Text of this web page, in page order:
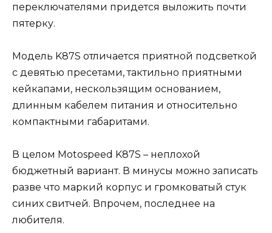
переключателями придется выложить почти
пятерку.
Модель K87S отличается приятной подсветкой
с девятью пресетами, тактильно приятными
кейкапами, нескользящим основанием,
длинным кабелем питания и относительно
компактными габаритами.
В целом Motospeed K87S – неплохой
бюджетный вариант. В минусы можно записать
разве что маркий корпус и громковатый стук
синих свитчей. Впрочем, последнее на
любителя.